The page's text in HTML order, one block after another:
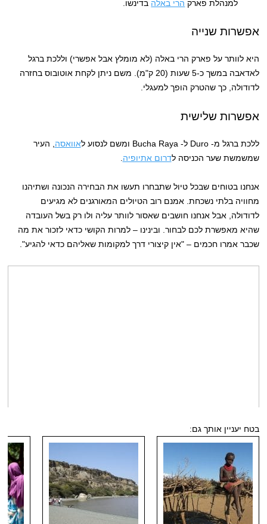
למנהלת פארק הרי באלה בדינשו.
אפשרות שנייה
היא לוותר על פארק הרי באלה (לא מומלץ אבל אפשרי) וללכת ברגל
לאדאבה במשך כ-5 שעות (20 ק"מ). משם ניתן לקחת אוטובוס בחזרה
לדודולה, כך שהטרק הופך למעגלי.
אפשרות שלישית
ללכת ברגל מ- Duro ל- Bucha Raya ומשם לנסוע ל אוואסה, העיר
שמשמשת שער הכניסה לדרום אתיופיה.
אנחנו בטוחים שבכל טיול שתבחרו תעשו את הבחירה הנכונה ושתיהנו
מחוויה בלתי נשכחת. אמנם רוב הטיולים המאורגנים לא מגיעים
לדודולה, אבל אנחנו חושבים שאסור לוותר עליה ולו רק בשל העובדה
שהיא מאפשרת לכם לבחור. ובינינו – למרות הקושי כדאי לזכור את מה
שכבר אמרו חכמים – "אין קיצורי דרך למקומות שאליהם כדאי להגיע".
בטח יעניין אותך גם: